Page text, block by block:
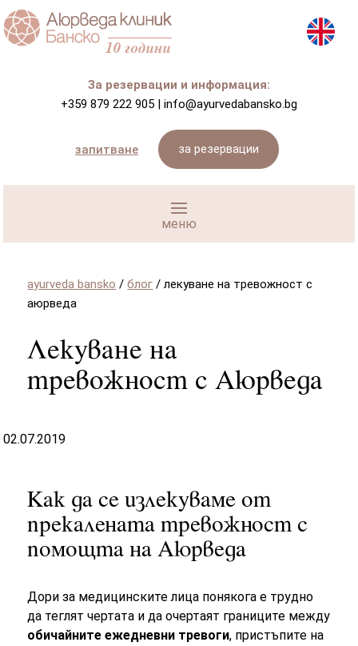
За резервации и информация:
+359 879 222 905 | info@ayurvedabansko.bg
запитване за резервации
ayurveda bansko /блог /лекуване на тревожност с
аюрведа
Лекуване на
тревожност с Аюрведа
02.07.2019
Как да се излекуваме от
прекалената тревожност с
помощта на Аюрведа
Дори за медицинските лица понякога е трудно
да теглят чертата и да очертаят границите между
обичайните ежедневни тревоги, пристъпите на